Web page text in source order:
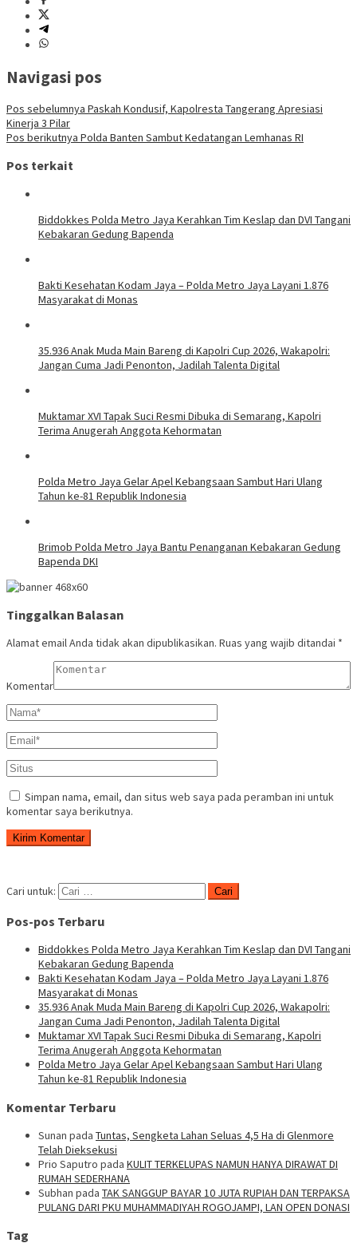
Navigasi pos
Pos sebelumnya Paskah Kondusif, Kapolresta Tangerang Apresiasi
Kinerja 3 Pilar
Pos berikutnya Polda Banten Sambut Kedatangan Lemhanas RI
Pos terkait
Biddokkes Polda Metro Jaya Kerahkan Tim Keslap dan DVI Tangani
Kebakaran Gedung Bapenda
Bakti Kesehatan Kodam Jaya – Polda Metro Jaya Layani 1.876
Masyarakat di Monas
35.936 Anak Muda Main Bareng di Kapolri Cup 2026, Wakapolri:
Jangan Cuma Jadi Penonton, Jadilah Talenta Digital
Muktamar XVI Tapak Suci Resmi Dibuka di Semarang, Kapolri
Terima Anugerah Anggota Kehormatan
Polda Metro Jaya Gelar Apel Kebangsaan Sambut Hari Ulang
Tahun ke-81 Republik Indonesia
Brimob Polda Metro Jaya Bantu Penanganan Kebakaran Gedung
Bapenda DKI
Tinggalkan Balasan
Alamat email Anda tidak akan dipublikasikan. Ruas yang wajib ditandai *
Komentar
Simpan nama, email, dan situs web saya pada peramban ini untuk
komentar saya berikutnya.
Cari untuk:
Pos-pos Terbaru
Biddokkes Polda Metro Jaya Kerahkan Tim Keslap dan DVI Tangani
Kebakaran Gedung Bapenda
Bakti Kesehatan Kodam Jaya – Polda Metro Jaya Layani 1.876
Masyarakat di Monas
35.936 Anak Muda Main Bareng di Kapolri Cup 2026, Wakapolri:
Jangan Cuma Jadi Penonton, Jadilah Talenta Digital
Muktamar XVI Tapak Suci Resmi Dibuka di Semarang, Kapolri
Terima Anugerah Anggota Kehormatan
Polda Metro Jaya Gelar Apel Kebangsaan Sambut Hari Ulang
Tahun ke-81 Republik Indonesia
Komentar Terbaru
Sunan pada Tuntas, Sengketa Lahan Seluas 4,5 Ha di Glenmore
Telah Dieksekusi
Prio Saputro pada KULIT TERKELUPAS NAMUN HANYA DIRAWAT DI
RUMAH SEDERHANA
Subhan pada TAK SANGGUP BAYAR 10 JUTA RUPIAH DAN TERPAKSA
PULANG DARI PKU MUHAMMADIYAH ROGOJAMPI, LAN OPEN DONASI
Tag